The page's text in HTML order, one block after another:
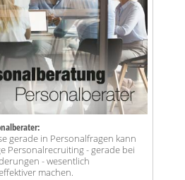
gerade in Personalfragen kann
Personalrecruiting - gerade bei
- wesentlich
machen.